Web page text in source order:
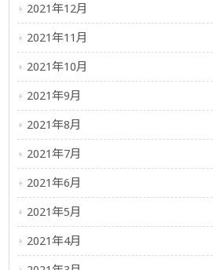
2021年12月
2021年11月
2021年10月
2021年9月
2021年8月
2021年7月
2021年6月
2021年5月
2021年4月